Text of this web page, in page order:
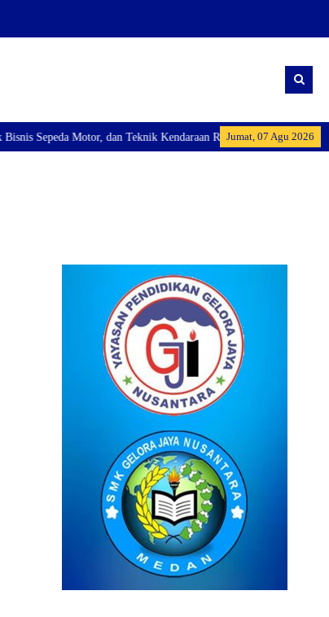
Jumat, 07 Agu 2026
Motor, dan Teknik Kendaraan Ringan Dan membuka